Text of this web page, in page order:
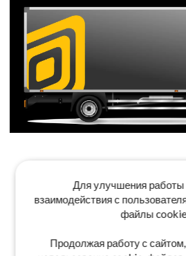
Для улучшения работы
взаимодействия с
файлы
Продолжая работу с